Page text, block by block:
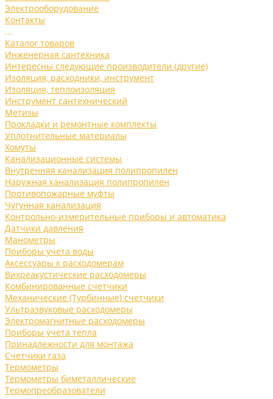
Электрооборудование
Контакты
...
Каталог товаров
Инженерная сантехника
Интересны следующие производители (другие)
Изоляция, расходники, инструмент
Изоляция, теплоизоляция
Инструмент сантехнический
Метизы
Прокладки и ремонтные комплекты
Уплотнительные материалы
Хомуты
Канализационные системы
Внутренняя канализация полипропилен
Наружная канализация полипропилен
Противопожарные муфты
Чугунная канализация
Контрольно-измерительные приборы и автоматика
Датчики давления
Манометры
Приборы учета воды
Аксессуары к расходомерам
Вихреакустические расходомеры
Комбинированные счетчики
Механические (Турбинные) счетчики
Ультразвуковые расходомеры
Электромагнитные расходомеры
Приборы учета тепла
Принадлежности для монтажа
Счетчики газа
Термометры
Термометры биметаллические
Термопреобразователи